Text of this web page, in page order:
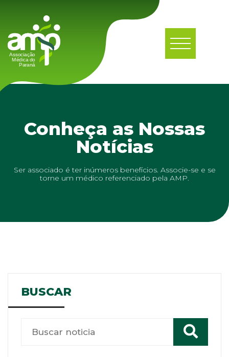
Conheça as Nossas
Notícias
Ser associado é ter inúmeros benefícios. Associe-se e se
torne um médico referenciado pela AMP.
BUSCAR